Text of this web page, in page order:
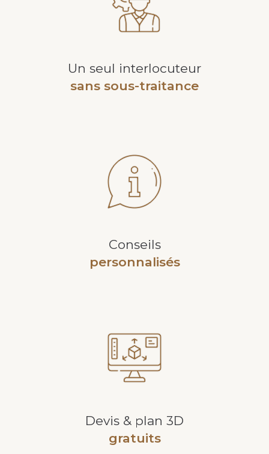
Un seul interlocuteur
sans sous-traitance
Conseils
personnalisés
Devis & plan 3D
gratuits